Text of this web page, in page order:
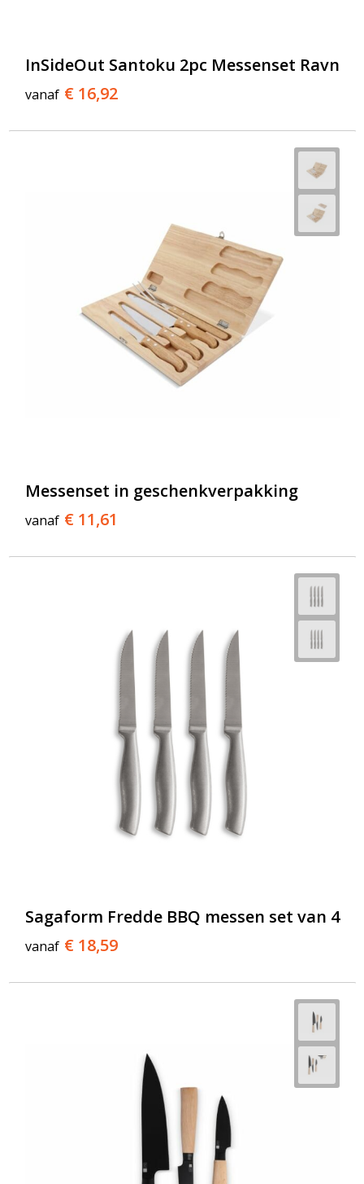
InSideOut Santoku 2pc Messenset Ravn
vanaf € 16,92
Messenset in geschenkverpakking
vanaf € 11,61
Sagaform Fredde BBQ messen set van 4
vanaf € 18,59